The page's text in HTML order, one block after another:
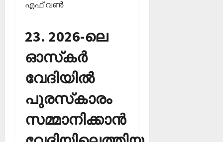
എഫ് വണ്‍
23. 2026-ലെ
ഓസ്‌കര്‍
വേദിയില്‍
പുരസ്‌കാരം
സമ്മാനിക്കാന്‍